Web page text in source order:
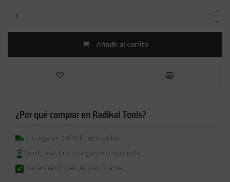
Añadir al carrito
¿Por qué comprar en Radikal Tools?
Entrega en 24/48h laborables
Stock real. Envío urgente disponible
Garantia Oficial del Fabricante